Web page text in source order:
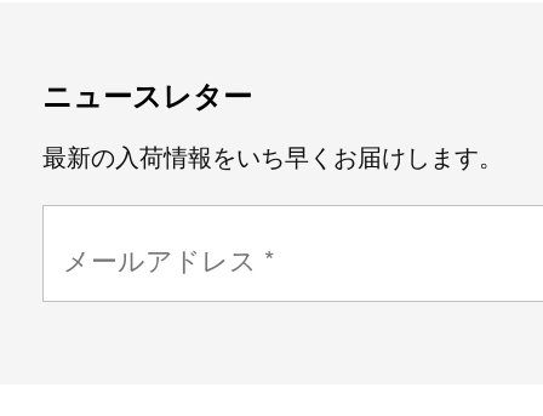
ニュースレター
最新の入荷情報をいち早くお届けします。